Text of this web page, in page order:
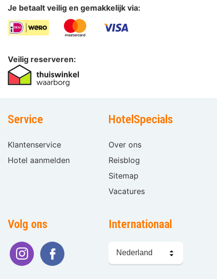
Je betaalt veilig en gemakkelijk via:
Veilig reserveren:
Service
Klantenservice
Hotel aanmelden
HotelSpecials
Over ons
Reisblog
Sitemap
Vacatures
Volg ons Internationaal
kiezen